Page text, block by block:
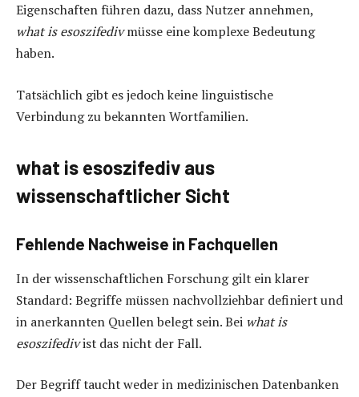
Eigenschaften führen dazu, dass Nutzer annehmen,
what is esoszifedivmüsse eine komplexe Bedeutung
haben.
Tatsächlich gibt es jedoch keine linguistische
Verbindung zu bekannten Wortfamilien.
what is esoszifediv aus
wissenschaftlicher Sicht
Fehlende Nachweise in Fachquellen
In der wissenschaftlichen Forschung gilt ein klarer
Standard: Begriffe müssen nachvollziehbar definiert und
in anerkannten Quellen belegt sein. Bei what is
esoszifedivist das nicht der Fall.
Der Begriff taucht weder in medizinischen Datenbanken